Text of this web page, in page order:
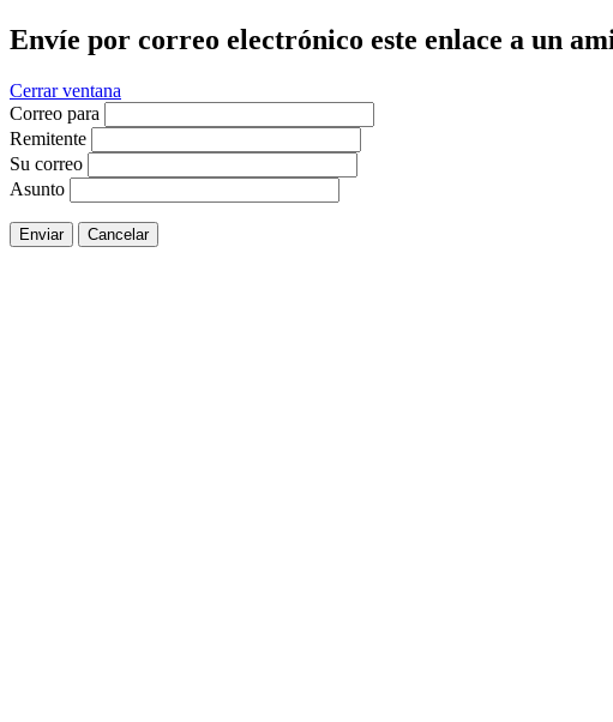
Envíe por correo electrónico este enlace a un
Cerrar ventana
Correo para
Remitente
Su correo
Asunto
Enviar Cancelar